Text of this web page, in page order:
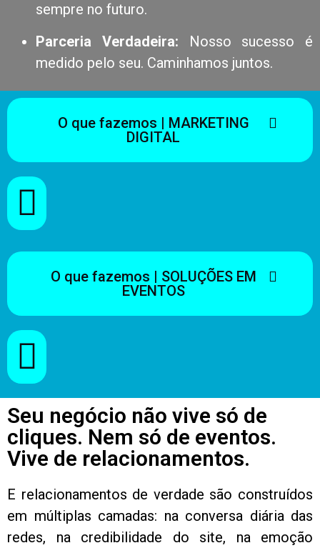
sempre no futuro.
Parceria Verdadeira: Nosso sucesso é
medido pelo seu. Caminhamos juntos.
O que fazemos | MARKETING
DIGITAL
O que fazemos | SOLUÇÕES EM
EVENTOS
Seu negócio não vive só de
cliques. Nem só de eventos.
Vive de relacionamentos.
E relacionamentos de verdade são construídos
em múltiplas camadas: na conversa diária das
redes, na credibilidade do site, na emoção